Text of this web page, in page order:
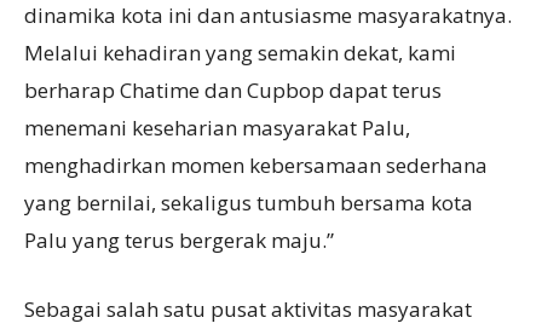
dinamika kota ini dan antusiasme masyarakatnya.
Melalui kehadiran yang semakin dekat, kami
berharap Chatime dan Cupbop dapat terus
menemani keseharian masyarakat Palu,
menghadirkan momen kebersamaan sederhana
yang bernilai, sekaligus tumbuh bersama kota
Palu yang terus bergerak maju.”
Sebagai salah satu pusat aktivitas masyarakat